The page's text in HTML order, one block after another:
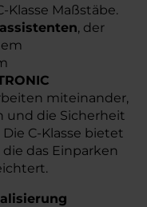
Klasse Maßstäbe.
, der
miteinander,
und die Sicherheit
C-Klasse bietet
die das Einparken